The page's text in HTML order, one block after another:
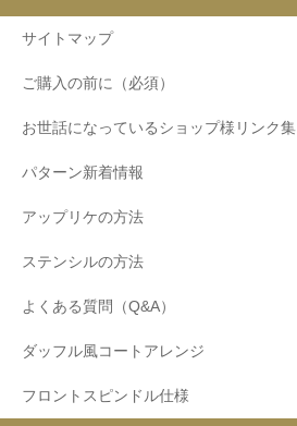
サイトマップ
ご購入の前に（必須）
お世話になっているショップ様リンク集
パターン新着情報
アップリケの方法
ステンシルの方法
よくある質問（Q&A）
ダッフル風コートアレンジ
フロントスピンドル仕様